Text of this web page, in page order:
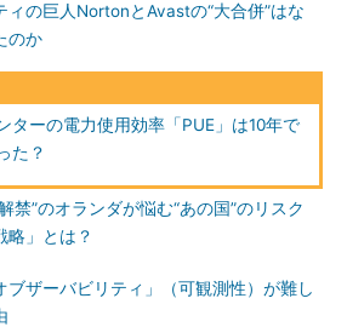
ィの巨人NortonとAvastの“大合併”はな
のか
ターの電力使用効率「PUE」は10年で
た？
禁”のオランダが悩む“あの国”のリスク
略」とは？
ブザーバビリティ」（可観測性）が難し